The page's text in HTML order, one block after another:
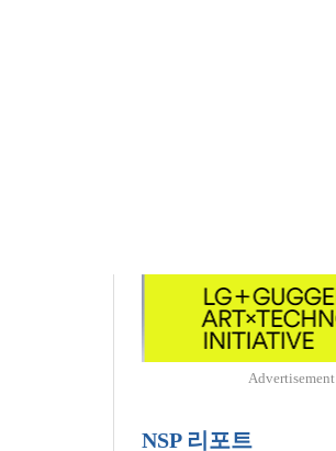
Advertisement
NSP 리포트